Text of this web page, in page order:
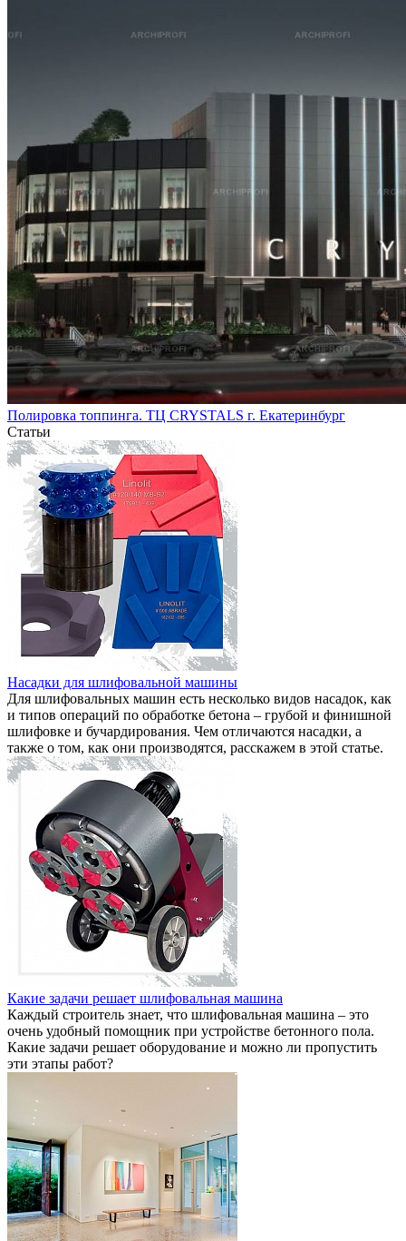
Полировка топпинга. ТЦ CRYSTALS г. Екатеринбург
Статьи
Насадки для шлифовальной машины
Для шлифовальных машин есть несколько видов насадок, как
и типов операций по обработке бетона – грубой и финишной
шлифовке и бучардирования. Чем отличаются насадки, а
также о том, как они производятся, расскажем в этой статье.
Какие задачи решает шлифовальная машина
Каждый строитель знает, что шлифовальная машина – это
очень удобный помощник при устройстве бетонного пола.
Какие задачи решает оборудование и можно ли пропустить
эти этапы работ?